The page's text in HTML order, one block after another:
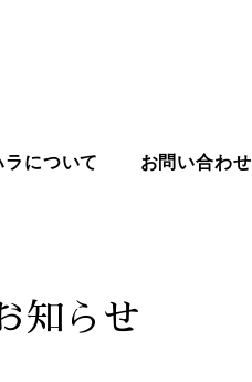
ラについて お問い合わせ
知らせ